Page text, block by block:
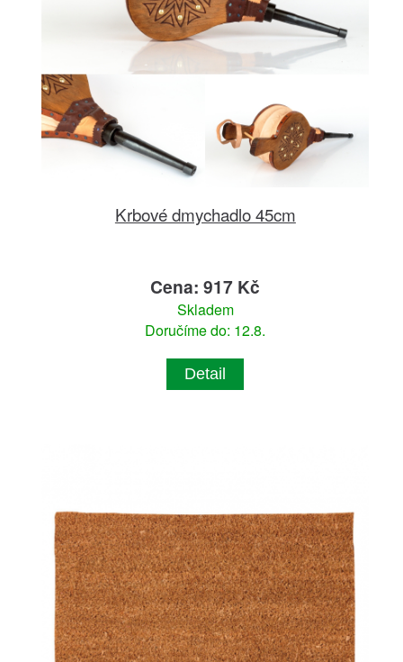
Krbové dmychadlo 45cm
Cena: 917 Kč
Skladem
Doručíme do: 12.8.
Detail